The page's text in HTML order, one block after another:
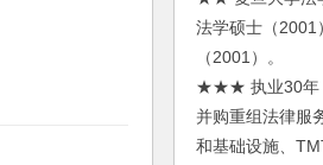
法学硕士（2001
（2001）。
★★★ 执业30年
并购重组法律服
和基础设施、